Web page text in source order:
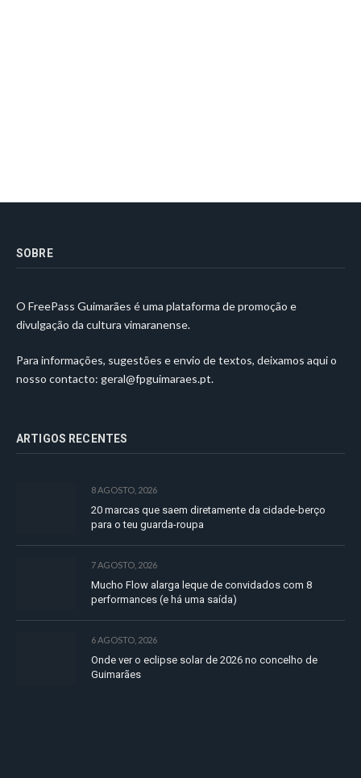
SOBRE
O FreePass Guimarães é uma plataforma de promoção e
divulgação da cultura vimaranense.
Para informações, sugestões e envio de textos, deixamos aqui o
nosso contacto: geral@fpguimaraes.pt.
ARTIGOS RECENTES
8 AGOSTO, 2026
20 marcas que saem diretamente da cidade-berço
para o teu guarda-roupa
7 AGOSTO, 2026
Mucho Flow alarga leque de convidados com 8
performances (e há uma saída)
6 AGOSTO, 2026
Onde ver o eclipse solar de 2026 no concelho de
Guimarães